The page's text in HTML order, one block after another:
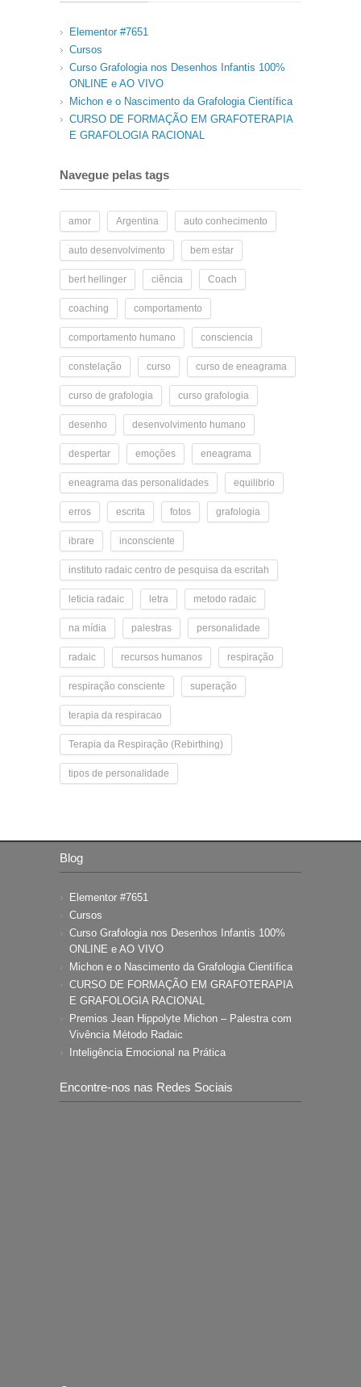
Elementor #7651
Cursos
Curso Grafologia nos Desenhos Infantis 100%
ONLINE e AO VIVO
Michon e o Nascimento da Grafologia Científica
CURSO DE FORMAÇÃO EM GRAFOTERAPIA
E GRAFOLOGIA RACIONAL
Navegue pelas tags
amor Argentina auto conhecimento
auto desenvolvimento bem estar
bert hellinger ciência Coach
coaching comportamento
comportamento humano consciencia
constelação curso curso de eneagrama
curso de grafologia curso grafologia
desenho desenvolvimento humano
despertar emoções eneagrama
eneagrama das personalidades equilibrio
erros escrita fotos grafologia
ibrare inconsciente
instituto radaic centro de pesquisa da escritah
leticia radaic letra metodo radaic
na mídia palestras personalidade
radaic recursos humanos respiração
respiração consciente superação
terapia da respiracao
Terapia da Respiração (Rebirthing)
tipos de personalidade
Blog
Elementor #7651
Cursos
Curso Grafologia nos Desenhos Infantis 100%
ONLINE e AO VIVO
Michon e o Nascimento da Grafologia Científica
CURSO DE FORMAÇÃO EM GRAFOTERAPIA
E GRAFOLOGIA RACIONAL
Premios Jean Hippolyte Michon – Palestra com
Vivência Método Radaic
Inteligência Emocional na Prática
Encontre-nos nas Redes Sociais